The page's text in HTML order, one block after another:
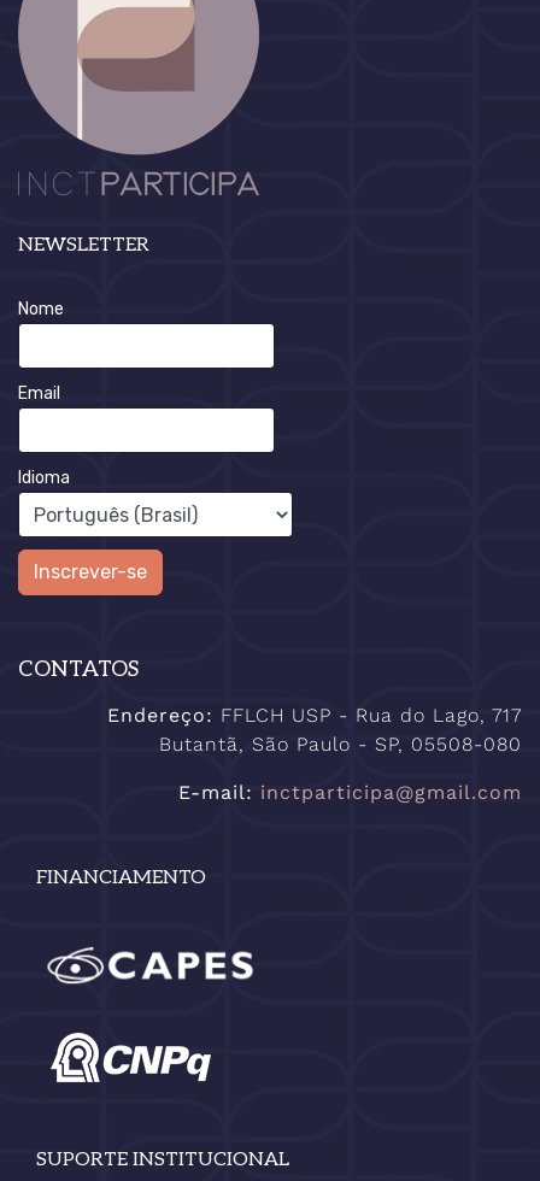
NEWSLETTER
Nome
Email
Idioma
CONTATOS
Endereço: FFLCH USP - Rua do Lago, 717
Butantã, São Paulo - SP, 05508-080
E-mail: inctparticipa@gmail.com
FINANCIAMENTO
SUPORTE INSTITUCIONAL